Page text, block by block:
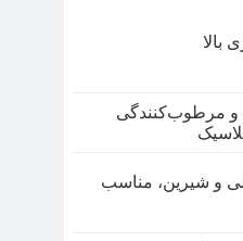
بالا
و مرطوب‌کنندگی
و شیرین، مناسب